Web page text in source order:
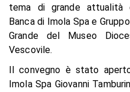
tema di grande attualità
Banca di Imola Spa e
Grande del Museo
Vescovile.
Il convegno è stato
Imola Spa Giovanni